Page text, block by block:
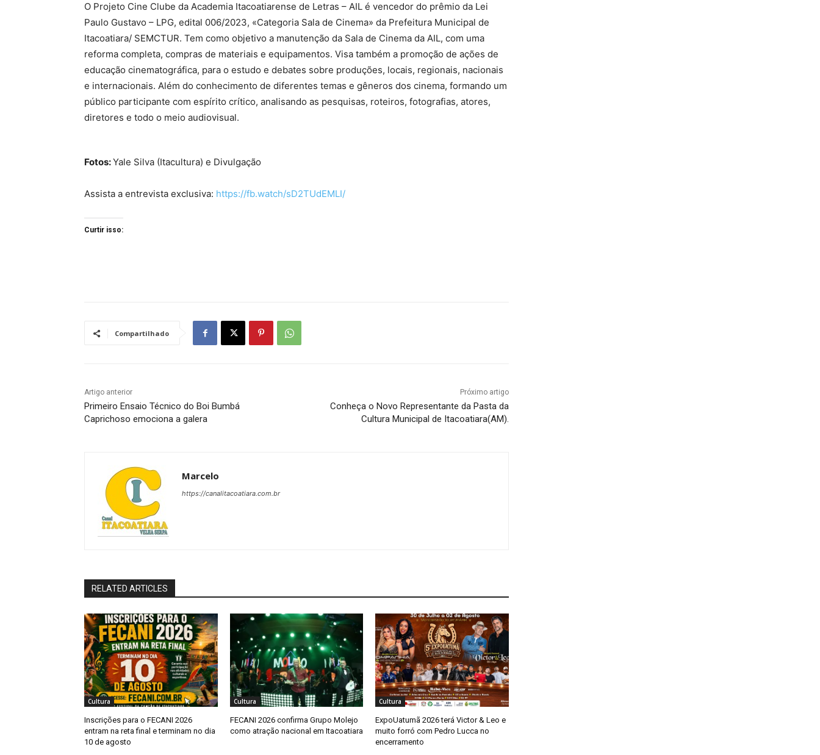
O Projeto Cine Clube da Academia Itacoatiarense de Letras – AIL é vencedor do prêmio da Lei
Paulo Gustavo – LPG, edital 006/2023, «Categoria Sala de Cinema» da Prefeitura Municipal de
Itacoatiara/ SEMCTUR. Tem como objetivo a manutenção da Sala de Cinema da AIL, com uma
reforma completa, compras de materiais e equipamentos. Visa também a promoção de ações de
educação cinematográfica, para o estudo e debates sobre produções, locais, regionais, nacionais
e internacionais. Além do conhecimento de diferentes temas e gêneros dos cinema, formando um
público participante com espírito crítico, analisando as pesquisas, roteiros, fotografias, atores,
diretores e todo o meio audiovisual.
Fotos:Yale Silva (Itacultura) e Divulgação
Assista a entrevista exclusiva: https://fb.watch/sD2TUdEMLI/
Curtir isso:
Compartilhado
Artigo anterior
Primeiro Ensaio Técnico do Boi Bumbá
Caprichoso emociona a galera
Próximo artigo
Conheça o Novo Representante da Pasta da
Cultura Municipal de Itacoatiara(AM).
Marcelo
https://canalitacoatiara.com.br
RELATED ARTICLES
Cultura
Inscrições para o FECANI 2026
entram na reta final e terminam no dia
10 de agosto
Cultura
FECANI 2026 confirma Grupo Molejo
como atração nacional em Itacoatiara
Cultura
ExpoUatumã 2026 terá Victor & Leo e
muito forró com Pedro Lucca no
encerramento